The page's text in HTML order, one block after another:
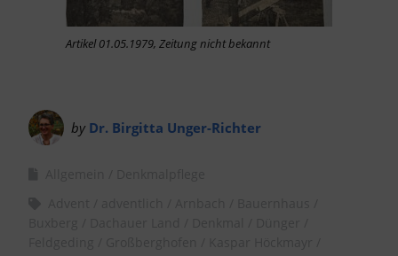
Artikel 01.05.1979, Zeitung nicht bekannt
by Dr. Birgitta Unger-Richter